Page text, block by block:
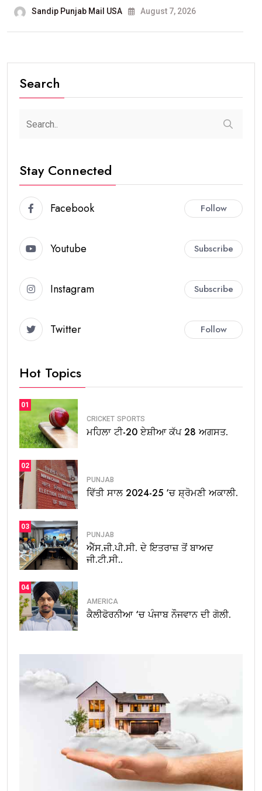
Sandip Punjab Mail USA August 7, 2026
Search
Stay Connected
Facebook Follow
Youtube Subscribe
Instagram Subscribe
Twitter Follow
Hot Topics
01
CRICKET SPORTS
ਮਹਿਲਾ ਟੀ-20 ਏਸ਼ੀਆ ਕੱਪ 28 ਅਗਸਤ.
02
PUNJAB
ਵਿੱਤੀ ਸਾਲ 2024-25 ‘ਚ ਸ਼੍ਰੋਮਣੀ ਅਕਾਲੀ.
03
PUNJAB
ਐੱਸ.ਜੀ.ਪੀ.ਸੀ. ਦੇ ਇਤਰਾਜ਼ ਤੋਂ ਬਾਅਦ
ਜੀ.ਟੀ.ਸੀ..
04
AMERICA
ਕੈਲੀਫੋਰਨੀਆ ‘ਚ ਪੰਜਾਬ ਨੌਜਵਾਨ ਦੀ ਗੋਲੀ.